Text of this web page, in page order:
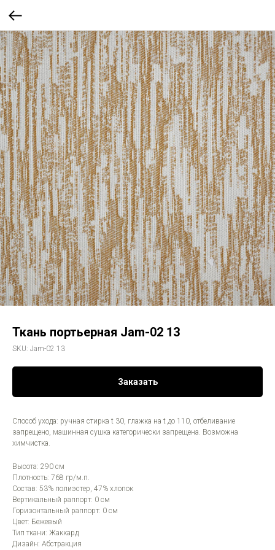
Ткань портьерная Jam-02 13
SKU: Jam-02 13
Заказать
Способ ухода: ручная стирка t 30, глажка на t до 110, отбеливание
запрещено, машинная сушка категорически запрещена. Возможна
химчистка.
Высота: 290 см
Плотность: 768 гр/м.п.
Состав: 53% полиэстер, 47% хлопок
Вертикальный раппорт: 0 см
Горизонтальный раппорт: 0 см
Цвет: Бежевый
Тип ткани: Жаккард
Дизайн: Абстракция